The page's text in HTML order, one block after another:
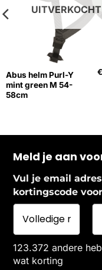
UITVERKOCHT
Abus helm Purl-Y
mint green M 54-
58cm
Meld je aan
Vul je email
kortingscode
123.372 andere
wat korting